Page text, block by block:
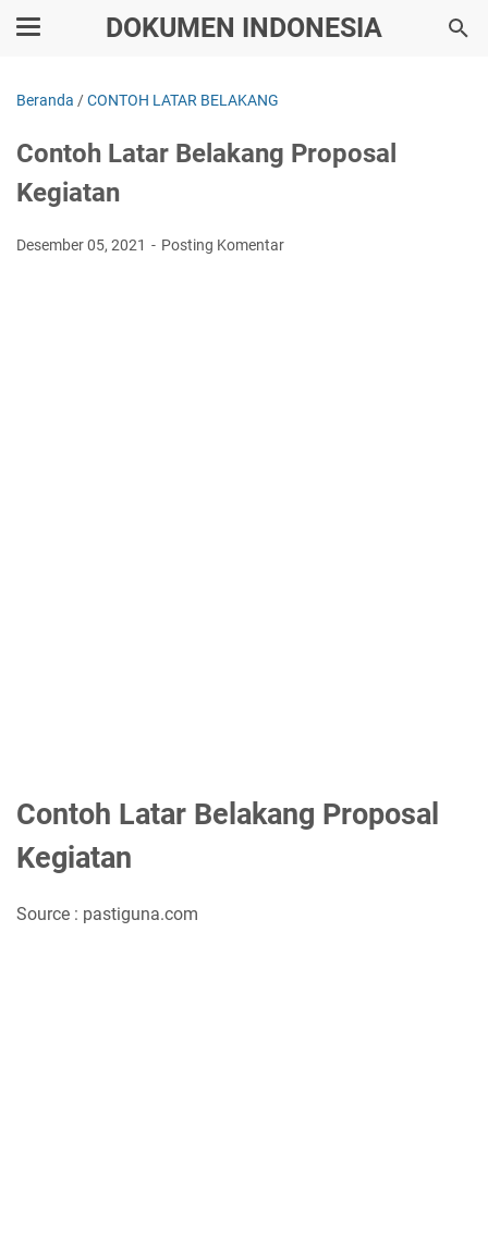
DOKUMEN INDONESIA
Beranda /CONTOH LATAR BELAKANG
Contoh Latar Belakang Proposal
Kegiatan
Desember 05, 2021 Posting Komentar
Contoh Latar Belakang Proposal
Kegiatan
Source : pastiguna.com